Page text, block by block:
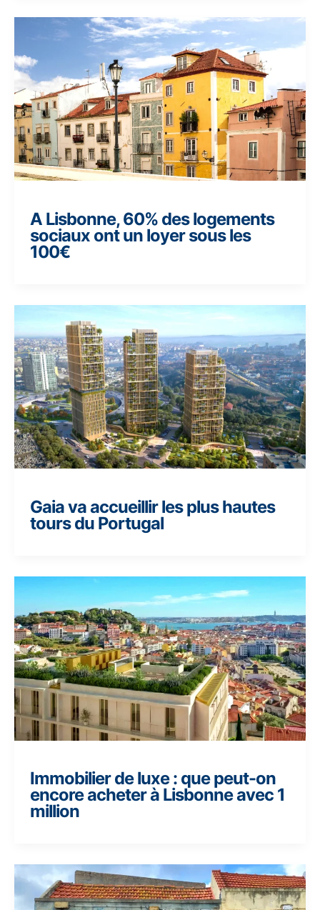
A Lisbonne, 60% des logements
sociaux ont un loyer sous les
100€
Gaia va accueillir les plus hautes
tours du Portugal
Immobilier de luxe : que peut-on
encore acheter à Lisbonne avec 1
million